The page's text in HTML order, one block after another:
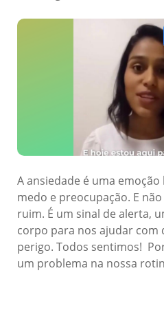
A ansiedade é uma
medo e preocupação. E
ruim. É um sinal de alerta,
corpo para nos ajudar com
perigo. Todos sentimos!
um problema na nossa